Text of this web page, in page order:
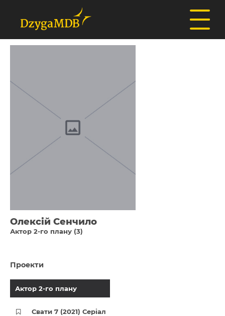
Олексій Сенчило
Актор 2-го плану (3)
Проекти
Актор 2-го плану
Свати 7 (2021) Серіал